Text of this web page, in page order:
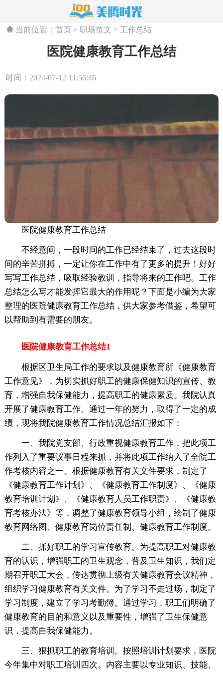
当前位置：首页 >职场范文 > 工作总结
医院健康教育工作总结
时间：2024-07-12 11:56:46
医院健康教育工作总结
不经意间，一段时间的工作已经结束了，过去这段时
间的辛苦拼搏，一定让你在工作中有了更多的提升！好好
写写工作总结，吸取经验教训，指导将来的工作吧。工作
总结怎么写才能发挥它最大的作用呢？下面是小编为大家
整理的医院健康教育工作总结，供大家参考借鉴，希望可
以帮助到有需要的朋友。
医院健康教育工作总结1
根据区卫生局工作的要求以及健康教育所《健康教育
工作意见》，为切实抓好职工的健康保健知识的宣传、教
育，增强自我保健能力，提高职工的健康素质。我院认真
开展了健康教育工作。通过一年的努力，取得了一定的成
绩，现将我院健康教育工作情况总结汇报如下：
一、我院党支部、行政重视健康教育工作，把此项工
作列入了重要议事日程来抓，并将此项工作纳入了全院工
作考核内容之一。根据健康教育有关文件要求，制定了
《健康教育工作计划》、《健康教育工作制度》、《健康
教育培训计划》、《健康教育人员工作职责》、《健康教
育考核办法》等，调整了健康教育领导小组，绘制了健康
教育网络图、健康教育岗位责任制、健康教育工作制度。
二、抓好职工的学习宣传教育。为提高职工对健康教
育的认识，增强职工的卫生观念，普及卫生知识，我们定
期召开职工大会，传达贯彻上级有关健康教育会议精神，
组织学习健康教育有关文件。为了学习不走过场，制定了
学习制度，建立了学习考勤簿。通过学习，职工们明确了
健康教育的目的和意义以及重要性，增强了卫生保健意
识，提高自我保健能力。
三、狠抓职工的教育培训。按照培训计划要求，医院
今年集中对职工培训四次。内容主要以专业知识、技能、